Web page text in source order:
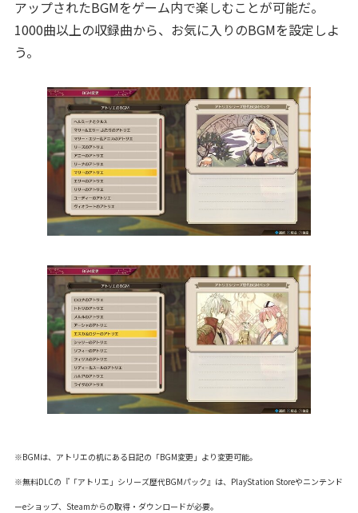
アップされたBGMをゲーム内で楽しむことが可能だ。
1000曲以上の収録曲から、お気に入りのBGMを設定しよ
う。
※BGMは、アトリエの机にある日記の「BGM変更」より変更可能。
※無料DLCの『「アトリエ」シリーズ歴代BGMパック』は、PlayStation Storeやニンテンド
ーeショップ、Steamからの取得・ダウンロードが必要。